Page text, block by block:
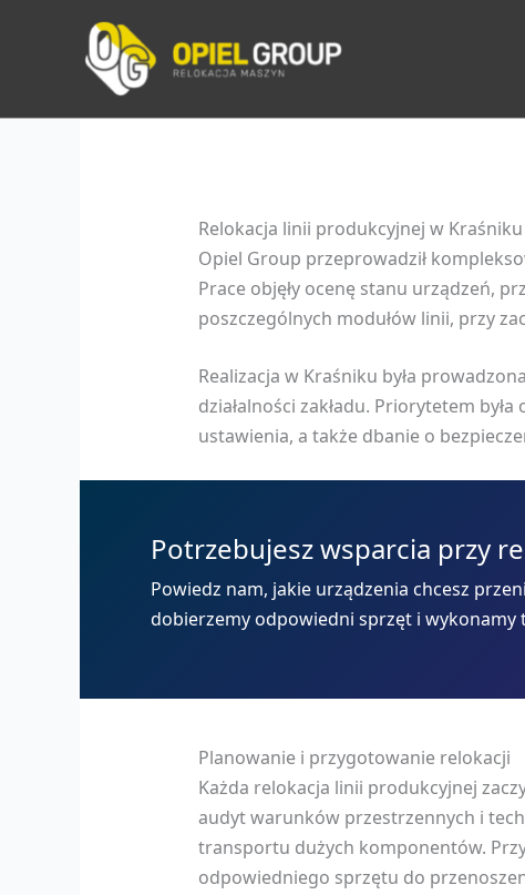
Relokacja linii produkcyjnej w Kraśniku
Opiel Group przeprowadził
Prace objęły ocenę stanu urządzeń,
poszczególnych modułów linii, przy
Realizacja w Kraśniku była
działalności zakładu. Priorytetem
ustawienia, a także dbanie o
Potrzebujesz wsparcia przy
Powiedz nam, jakie urządzenia chcesz
dobierzemy odpowiedni sprzęt i
Planowanie i przygotowanie relokacji
Każda relokacja linii produkcyjnej
audyt warunków przestrzennych i
transportu dużych komponentów.
odpowiedniego sprzętu do